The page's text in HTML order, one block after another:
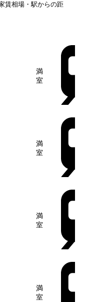
賃相場・駅からの距
満
室
満
室
満
室
満
室